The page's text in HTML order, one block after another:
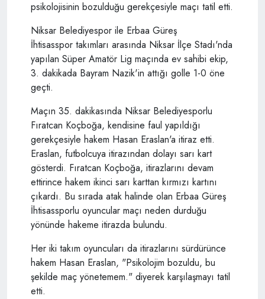
psikolojisinin bozulduğu gerekçesiyle maçı tatil etti.
Niksar Belediyespor ile Erbaa Güreş
İhtisasspor takımları arasında Niksar İlçe Stadı'nda
yapılan Süper Amatör Lig maçında ev sahibi ekip,
3. dakikada Bayram Nazik'in attığı golle 1-0 öne
geçti.
Maçın 35. dakikasında Niksar Belediyesporlu
Fıratcan Koçboğa, kendisine faul yapıldığı
gerekçesiyle hakem Hasan Eraslan'a itiraz etti.
Eraslan, futbolcuya itirazından dolayı sarı kart
gösterdi. Fıratcan Koçboğa, itirazlarını devam
ettirince hakem ikinci sarı karttan kırmızı kartını
çıkardı. Bu sırada atak halinde olan Erbaa Güreş
İhtisassporlu oyuncular maçı neden durduğu
yönünde hakeme itirazda bulundu.
Her iki takım oyuncuları da itirazlarını sürdürünce
hakem Hasan Eraslan, "Psikolojim bozuldu, bu
şekilde maç yönetemem." diyerek karşılaşmayı tatil
etti.